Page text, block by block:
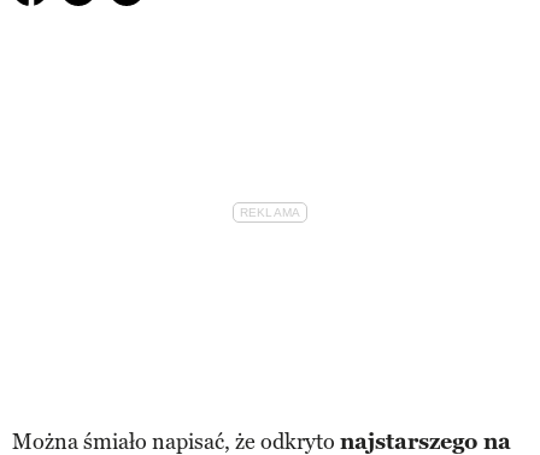
Można śmiało napisać, że odkryto najstarszego na